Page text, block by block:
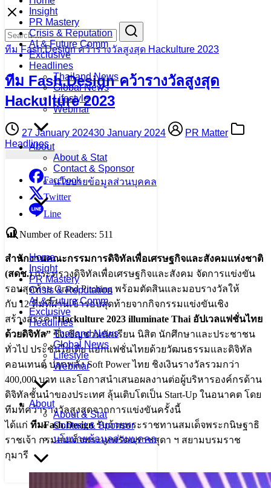
Skip
content
Insight
PR Mastery
Crisis & Reputation
AI & Future Comm
Exclusive
Headlines
Thailand News
Global News
Lifestyle
Webinar
About
About & Stat
Contact & Sponsor
นโยบายข้อมูลส่วนบุคคล
Home
Insight
PR Mastery
Crisis & Reputation
AI & Future Comm
Exclusive
Headlines
Thailand News
Global News
Lifestyle
Webinar
About
About & Stat
Contact & Sponsor
นโยบายข้อมูลส่วนบุคคล
Search
for:
ทีม Fash.Design คว้ารางวัลสูงสุด Hackulture 2023
ทีม Fash.Design คว้ารางวัลสูงสุด
Hackulture 2023
27 January 202430 January 2024
PR Matter
Headlines
Facebook
Twitter
Line
Number of Readers: 511
สำนักงานคณะกรรมการดิจิทัลเพื่อเศรษฐกิจและสังคมแห่งชาติ
(สดช.)กระทรวงดิจิทัลเพื่อเศรษฐกิจและสังคม จัดการแข่งขัน
รอบสุดท้าย Grand Pitching พร้อมตัดสินและมอบรางวัลให้
กับ 12 ทีมที่ผ่านเข้ารอบสุดท้ายจากกิจกรรมแข่งขันเชิง
สร้างสรรค์“Hackulture 2023 illuminate Thai อัปเวลแฟชั่นไทย
ด้วยดิจิทัล” ซึ่งเชิญชวนนักเรียน นิสิต นักศึกษาและประชาชน
ทั่วไป ประชันไอเดีย แฮกแฟชั่นไทยด้วยวัฒนธรรมและดิจิทัล
คอนเทนต์ ปลุกพลัง Soft Power ไทย ชิงเงินรางวัลรวมกว่า
400,000 บาท และโอกาสนำเสนอผลงานต่อผู้บริหารองค์กรด้าน
ดิจิทัลชั้นนำของประเทศ ลุ้นเติบโตเป็น Start-Up ในอนาคต โดย
ทีมที่คว้ารางวัลสูงสุดจากการแข่งขันครั้งนี้
ได้แก่ ทีมFash.Designรับถ้วยพระราชทานสมเด็จพระกนิษฐาธิ
ราชเจ้า กรมสมเด็จพระเทพรัตนราชสุดา ฯ สยามบรมราช
กุมารี